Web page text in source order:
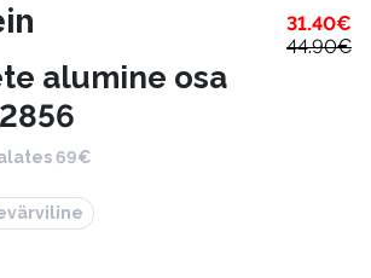
31.40€
44.90€
alumine osa
69€